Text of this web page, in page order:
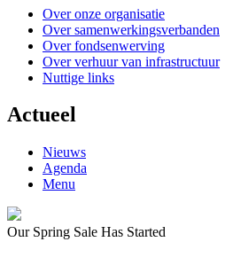
Over onze organisatie
Over samenwerkingsverbanden
Over fondsenwerving
Over verhuur van infrastructuur
Nuttige links
Actueel
Nieuws
Agenda
Menu
Our Spring Sale Has Started